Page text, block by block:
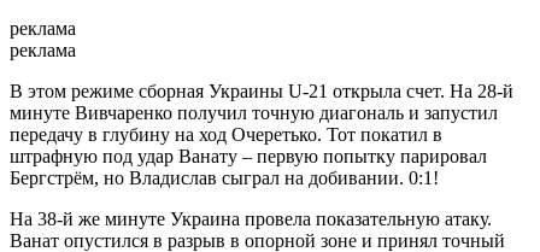
реклама
реклама
В этом режиме сборная Украины U-21 открыла счет. На 28-й
минуте Вивчаренко получил точную диагональ и запустил
передачу в глубину на ход Очеретько. Тот покатил в
штрафную под удар Ванату – первую попытку парировал
Бергстрём, но Владислав сыграл на добивании. 0:1!
На 38-й же минуте Украина провела показательную атаку.
Ванат опустился в разрыв в опорной зоне и принял точный